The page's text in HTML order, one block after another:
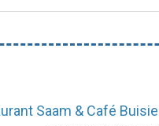
Saam & Café Buisie